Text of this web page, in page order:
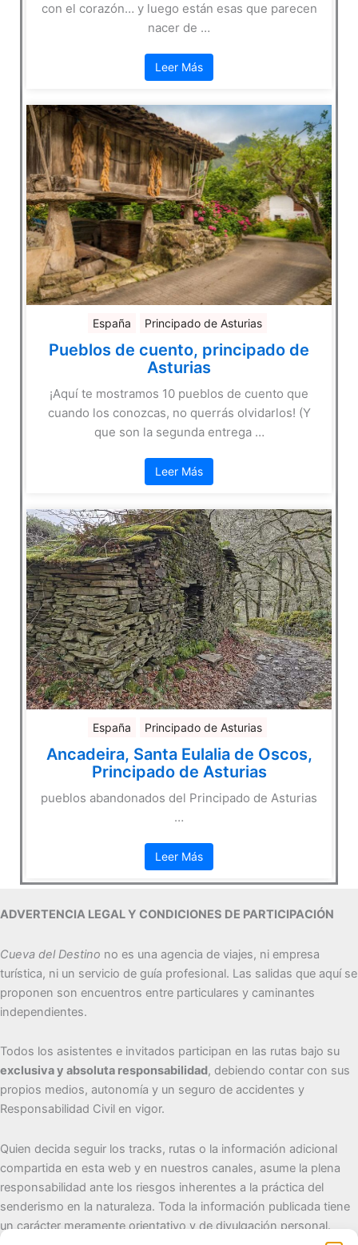
con el corazón… y luego están esas que parecen
nacer de …
Leer Más
España Principado de Asturias
Pueblos de cuento, principado de
Asturias
¡Aquí te mostramos 10 pueblos de cuento que
cuando los conozcas, no querrás olvidarlos! (Y
que son la segunda entrega …
Leer Más
España Principado de Asturias
Ancadeira, Santa Eulalia de Oscos,
Principado de Asturias
pueblos abandonados del Principado de Asturias
…
Leer Más
ADVERTENCIA LEGAL Y CONDICIONES DE PARTICIPACIÓN
Cueva del Destino no es una agencia de viajes, ni empresa
turística, ni un servicio de guía profesional. Las salidas que aquí se
proponen son encuentros entre particulares y caminantes
independientes.
Todos los asistentes e invitados participan en las rutas bajo su
exclusiva y absoluta responsabilidad, debiendo contar con sus
propios medios, autonomía y un seguro de accidentes y
Responsabilidad Civil en vigor.
Quien decida seguir los tracks, rutas o la información adicional
compartida en esta web y en nuestros canales, asume la plena
responsabilidad ante los riesgos inherentes a la práctica del
senderismo en la naturaleza. Toda la información publicada tiene
un carácter meramente orientativo y de divulgación personal.